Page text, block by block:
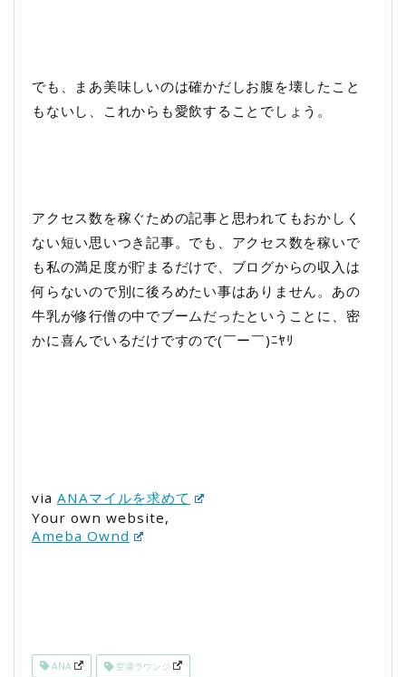
でも、まあ美味しいのは確かだしお腹を壊したこと
もないし、これからも愛飲することでしょう。
アクセス数を稼ぐための記事と思われてもおかしく
ない短い思いつき記事。でも、アクセス数を稼いで
も私の満足度が貯まるだけで、ブログからの収入は
何らないので別に後ろめたい事はありません。あの
牛乳が修行僧の中でブームだったということに、密
かに喜んでいるだけですので(￣ー￣)ﾆﾔﾘ
via ANAマイルを求めて
Your own website,
Ameba Ownd
ANA 空港ラウンジ